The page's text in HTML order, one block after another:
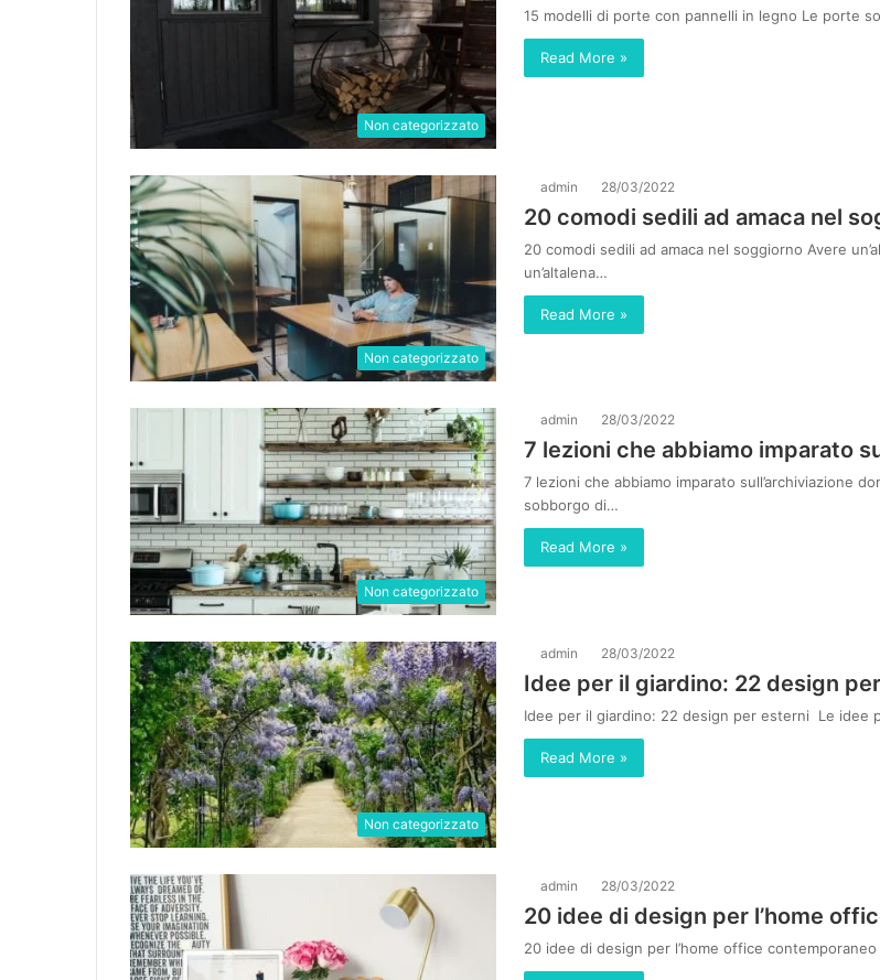
Non categorizzato
15 modelli di porte con pannelli in legno Le porte
Read More »
Non categorizzato
admin 28/03/2022
20 comodi sedili ad amaca nel
20 comodi sedili ad amaca nel soggiorno Avere
un’altalena…
Read More »
Non categorizzato
admin 28/03/2022
7 lezioni che abbiamo imparato
7 lezioni che abbiamo imparato sull’archiviazione
sobborgo di…
Read More »
Non categorizzato
admin 28/03/2022
Idee per il giardino: 22 design
Idee per il giardino: 22 design per esterni Le idee
Read More »
admin 28/03/2022
20 idee di design per l’home
20 idee di design per l’home office